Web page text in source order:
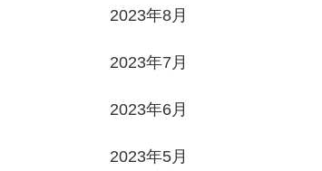
2023年8月
2023年7月
2023年6月
2023年5月